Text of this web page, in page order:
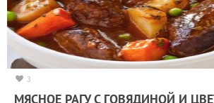
3
МЯСНОЕ РАГУ С ГОВЯДИНОЙ И